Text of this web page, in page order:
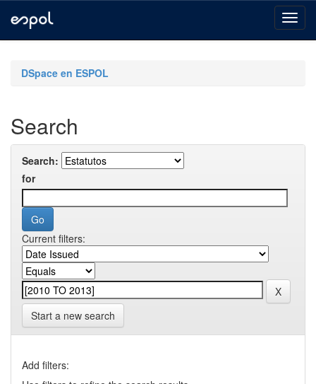
navigationDSpace en ESPOL
Search
Search:
for
Current filters:
Start a new search
Add filters: